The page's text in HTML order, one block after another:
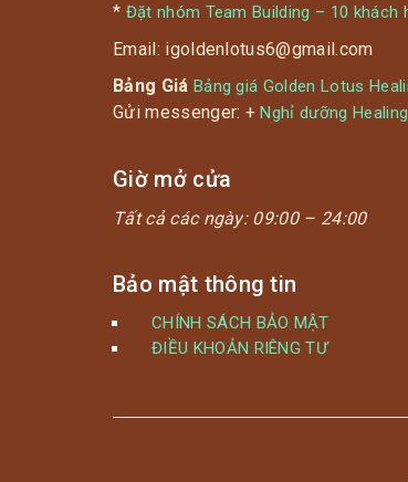
* Đặt nhóm Team Building – 10
Email: igoldenlotus6@gmail.com
Bảng Giá Bảng giá Golden Lotus
Gửi messenger: +Nghỉ dưỡng
Giờ mở cửa
Tất cả các ngày: 09:00 – 24:00
Bảo mật thông tin
CHÍNH SÁCH BẢO MẬT
ĐIỀU KHOẢN RIÊNG TƯ